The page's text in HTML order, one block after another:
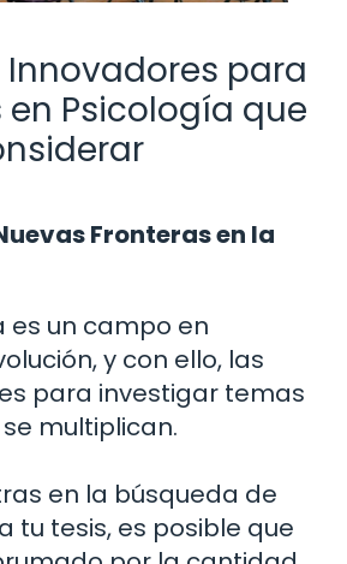
Innovadores para
en Psicología que
Fronteras en la
es un campo en
y con ello, las
para investigar temas
multiplican.
en la búsqueda de
tu tesis, es posible que